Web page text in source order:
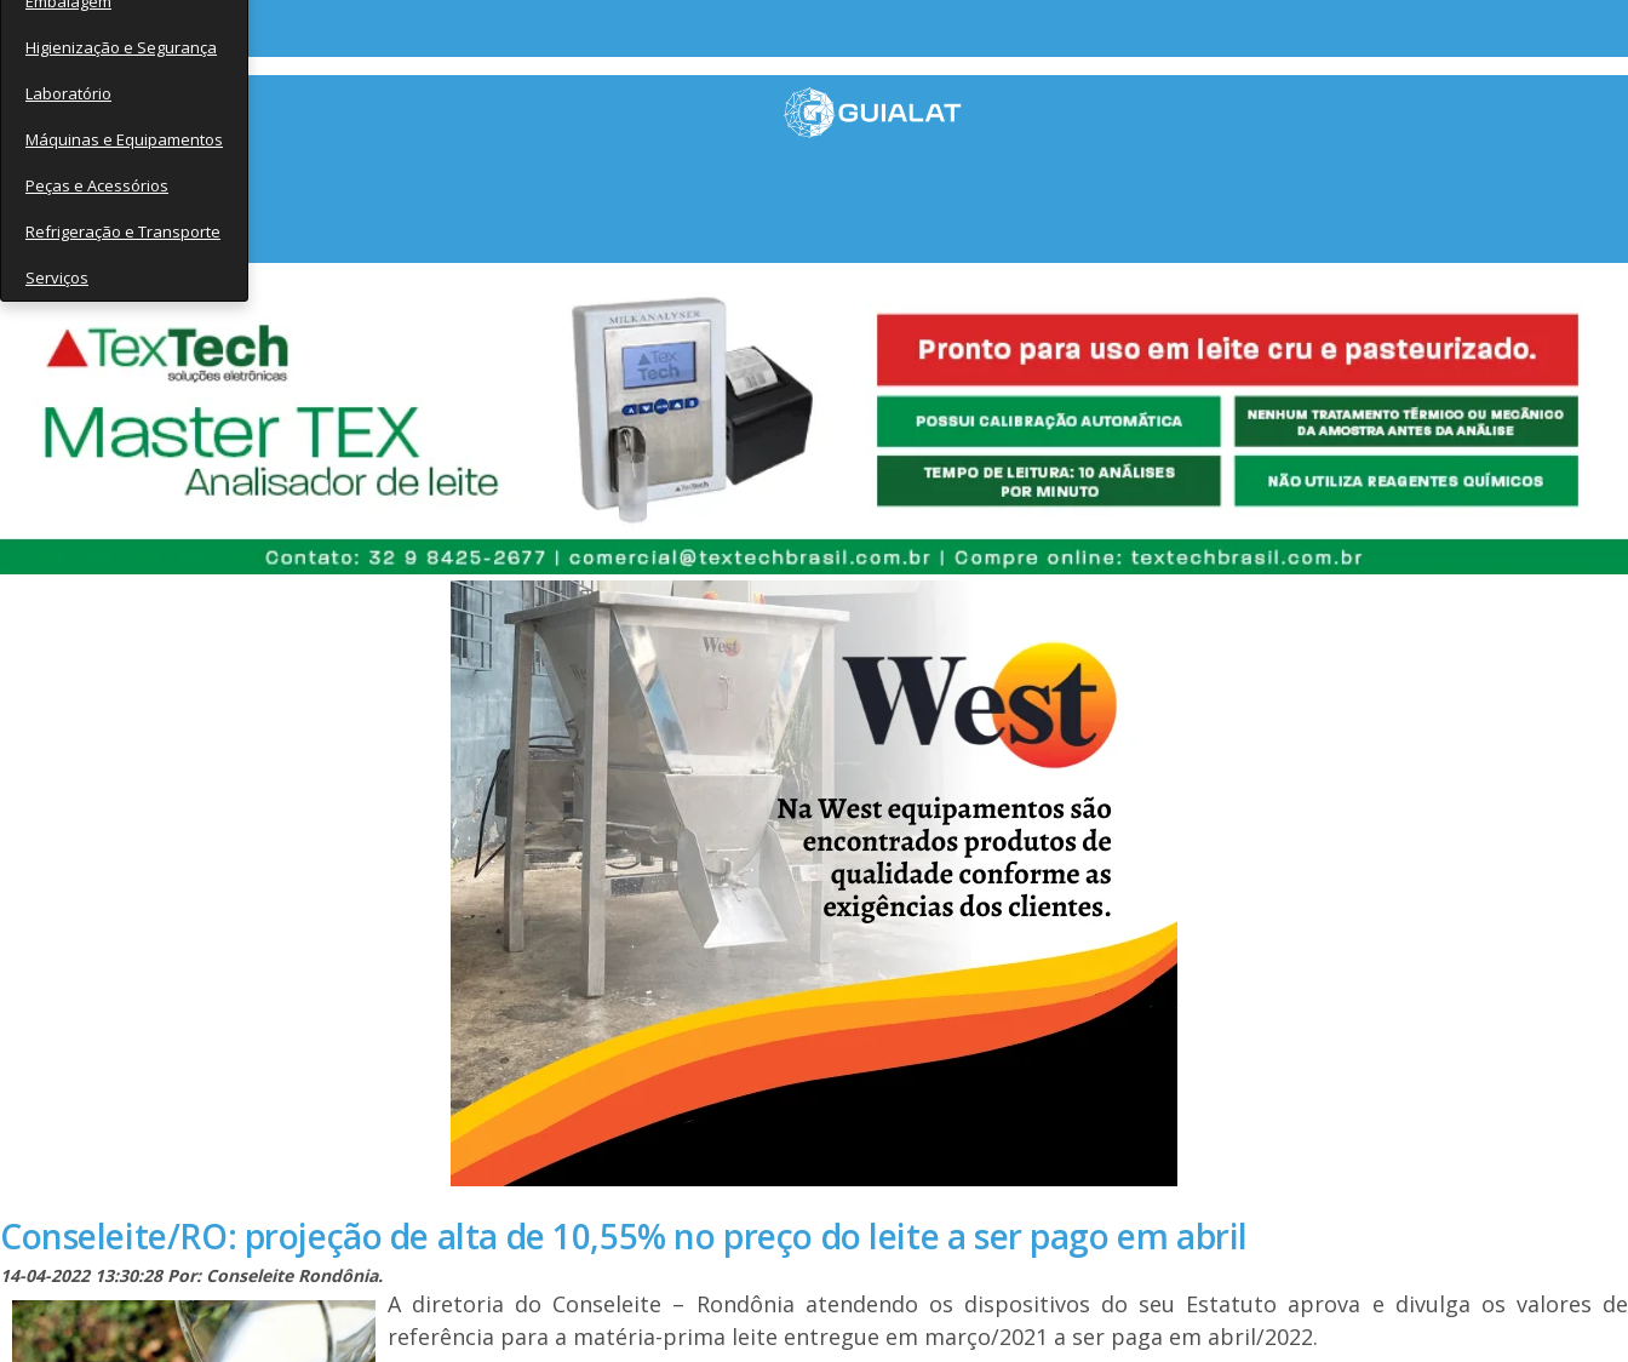
Higienização e Segurança
Laboratório
Máquinas e Equipamentos
Peças e Acessórios
Refrigeração e Transporte
Serviços
Conseleite/RO: projeção de alta de 10,55% no preço do leite a ser pago em abril
14-04-2022 13:30:28 Por: Conseleite Rondônia.
A diretoria do Conseleite – Rondônia atendendo os dispositivos do seu Estatuto aprova e divulga os valores de
referência para a matéria-prima leite entregue em março/2021 a ser paga em abril/2022.